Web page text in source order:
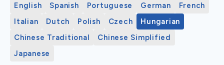
English Spanish Portuguese German
French
Italian
Dutch Polish Czech
Hungarian
Chinese Traditional
Chinese Simplified
Japanese